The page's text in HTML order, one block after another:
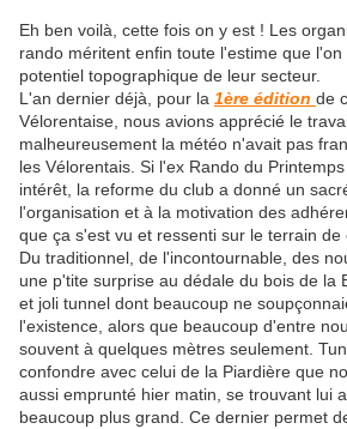
Eh ben voilà, cette fois on y est ! Les
rando méritent enfin toute l'estime que
potentiel topographique de leur secteur.
L'an dernier déjà, pour la 1ère édition de
Vélorentaise, nous avions apprécié le
malheureusement la météo n'avait pas
les Vélorentais. Si l'ex Rando du
intérêt, la reforme du club a donné un
l'organisation et à la motivation des
que ça s'est vu et ressenti sur le terrain de
Du traditionnel, de l'incontournable, des
une p'tite surprise au dédale du bois de la
et joli tunnel dont beaucoup ne
l'existence, alors que beaucoup d'entre
souvent à quelques mètres seulement.
confondre avec celui de la Piardière que
aussi emprunté hier matin, se trouvant lui
beaucoup plus grand. Ce dernier permet